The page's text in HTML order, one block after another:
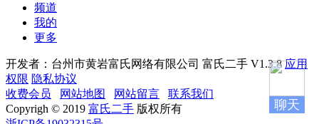
频道
我的
更多
开发者：台州市黄岩富氏网络有限公司 富氏二手 V1.3.8 应用
权限 隐私协议
收费会员
网站地图 网站留言
联系我们
Copyrigh © 2019 富氏二手 版权所有
聊天